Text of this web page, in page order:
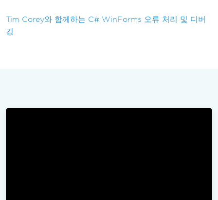
Tim Corey와 함께하는 C# WinForms 오류 처리 및 디버
깅